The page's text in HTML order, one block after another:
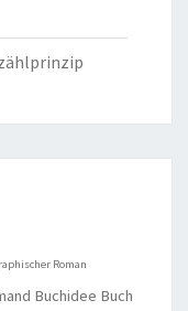
Roman
Buchidee Buch